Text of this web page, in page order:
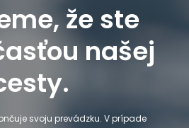
že ste
našej
svoju prevádzku. V prípade